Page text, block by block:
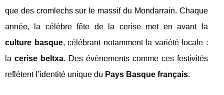
que des cromlechs sur le massif du Mondarrain. Chaque
année, la célèbre fête de la cerise met en avant la
culture basque, célébrant notamment la variété locale :
la cerise beltxa. Des événements comme ces festivités
reflètent l’identité unique du Pays Basque français.